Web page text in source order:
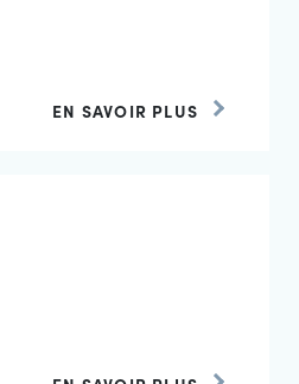
EN SAVOIR PLUS